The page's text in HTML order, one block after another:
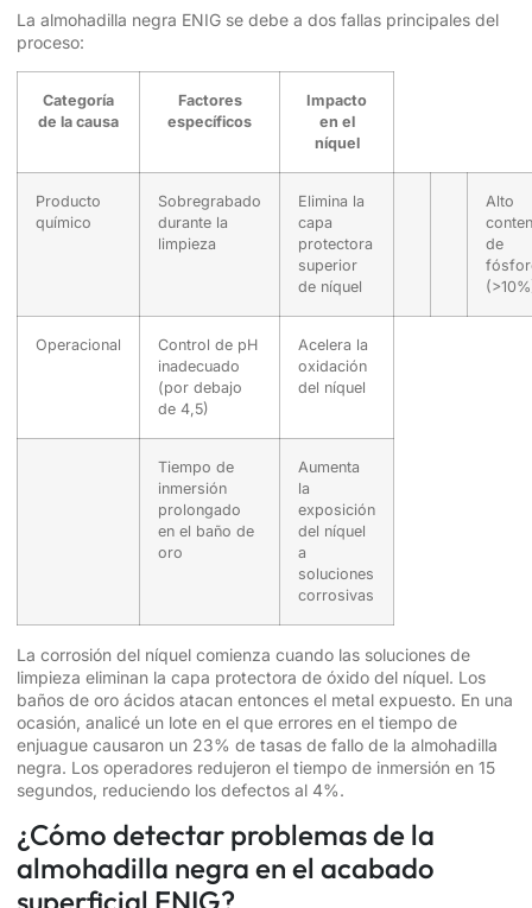
La almohadilla negra ENIG se debe a dos fallas principales del
proceso:
Categoría
de la causa
Factores
específicos
Impacto
en el
níquel
Producto
químico
Sobregrabado
durante la
limpieza
Elimina la
capa
protectora
superior
de níquel
Alto
de
Operacional
Control de pH
inadecuado
(por debajo
de 4,5)
Acelera la
oxidación
del níquel
Tiempo de
inmersión
prolongado
en el baño de
oro
Aumenta
la
exposición
del níquel
a
soluciones
corrosivas
La corrosión del níquel comienza cuando las soluciones de
limpieza eliminan la capa protectora de óxido del níquel. Los
baños de oro ácidos atacan entonces el metal expuesto. En una
ocasión, analicé un lote en el que errores en el tiempo de
enjuague causaron un 23% de tasas de fallo de la almohadilla
negra. Los operadores redujeron el tiempo de inmersión en 15
segundos, reduciendo los defectos al 4%.
¿Cómo detectar problemas de la
almohadilla negra en el acabado
superficial ENIG?